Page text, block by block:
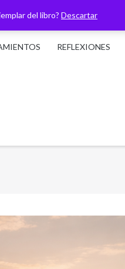
del libro? Descartar
REFLEXIONES